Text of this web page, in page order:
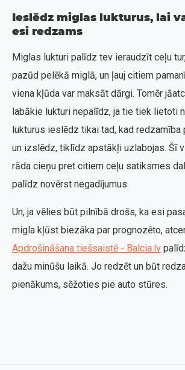
Ieslēdz miglas lukturus, lai
esi redzams
Miglas lukturi palīdz tev ieraudzīt ceļu
pazūd pelēkā miglā, un ļauj citiem
viena kļūda var maksāt dārgi. Tomēr
labākie lukturi nepalīdz, ja tie tiek lietoti
lukturus ieslēdz tikai tad, kad redzamība
un izslēdz, tiklīdz apstākļi uzlabojas. Šī
rāda cieņu pret citiem ceļu satiksmes
palīdz novērst negadījumus.
Un, ja vēlies būt pilnībā drošs, ka esi
migla kļūst biezāka par prognozēto,
Apdrošināšana tiešsaistē - Balcia.lv
dažu minūšu laikā. Jo redzēt un būt
pienākums, sēžoties pie auto stūres.